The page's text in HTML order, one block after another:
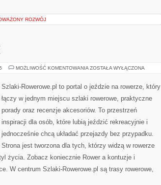
ROZWÓJ
MOŻLIWOŚĆ KOMENTOWANIA ZIMA
ZOSTAŁA WYŁĄCZONA
Szlaki-Rowerowe.pl to portal o jeździe na rowerze, który
łączy w jednym miejscu szlaki rowerowe, praktyczne
porady oraz recenzje akcesoriów. To przestrzeń
inspiracji dla osób, które lubią jeździć rekreacyjnie i
jednocześnie chcą układać przejazdy bez przypadku.
Strona jest tworzona dla tych, którzy widzą w rowerze
życia. Zobacz koniecznie Rower a kontuzje i
W centrum Szlaki-Rowerowe.pl są trasy rowerowe,